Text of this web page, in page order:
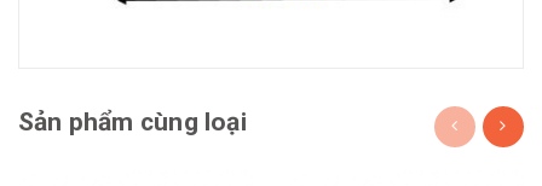
Sản phẩm cùng loại